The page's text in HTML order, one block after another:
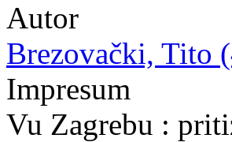
Autor
Brezovački, Tito
Impresum
Vu Zagrebu :